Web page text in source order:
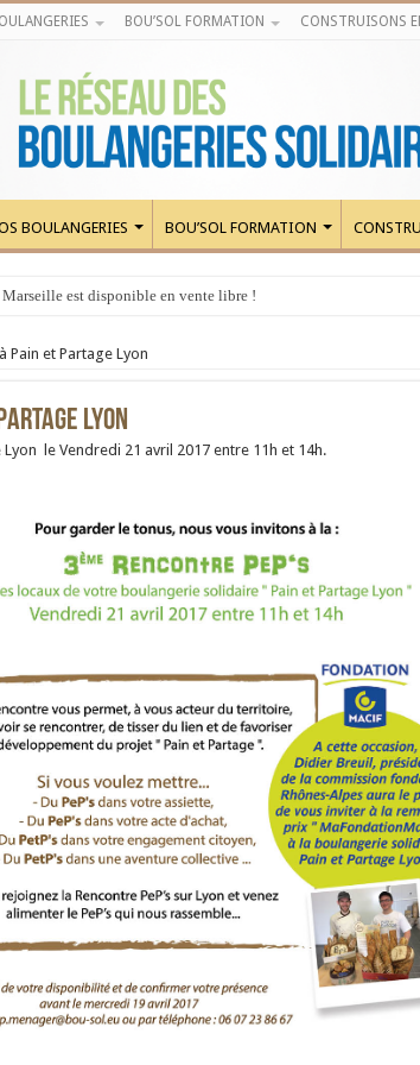
BOU’SOL FORMATION CONSTRUISONS
BOULANGERIES BOU’SOL FORMATION
est disponible en vente libre !
Pain et Partage Lyon
Lyon
le Vendredi 21 avril 2017 entre 11h et 14h.